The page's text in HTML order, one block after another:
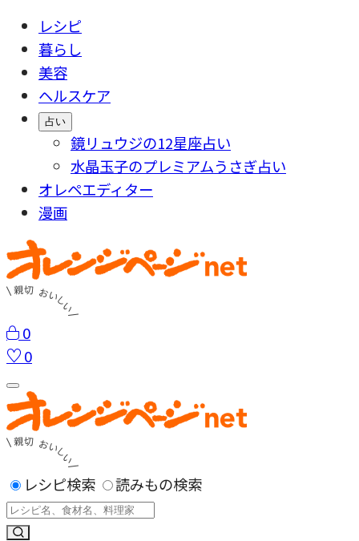
レシピ
暮らし
美容
ヘルスケア
占い
鏡リュウジの12星座占い
水晶玉子のプレミアムうさぎ占い
オレペエディター
漫画
0
0
レシピ検索 読みもの検索